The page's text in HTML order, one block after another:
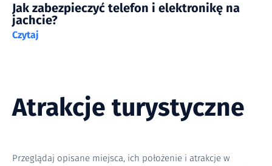
Jak zabezpieczyć telefon i elektronikę na
jachcie?
Czytaj
Atrakcje turystyczne
Przeglądaj opisane miejsca, ich położenie i atrakcje w